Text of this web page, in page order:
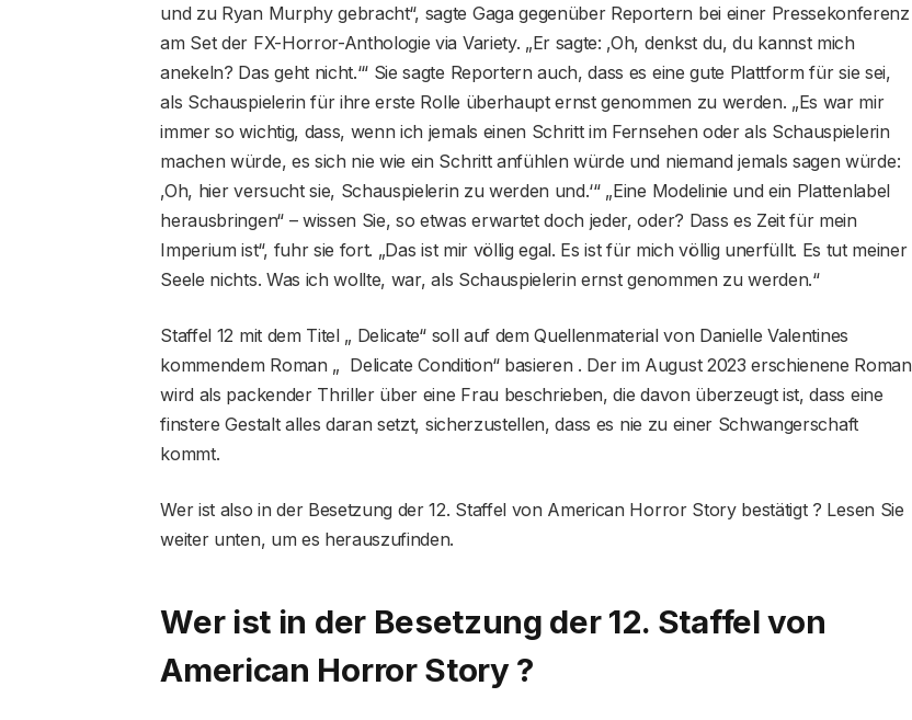
und zu Ryan Murphy gebracht“, sagte Gaga gegenüber Reportern bei einer Pressekonferenz
am Set der FX-Horror-Anthologie via Variety. „Er sagte: ‚Oh, denkst du, du kannst mich
anekeln? Das geht nicht.‘“ Sie sagte Reportern auch, dass es eine gute Plattform für sie sei,
als Schauspielerin für ihre erste Rolle überhaupt ernst genommen zu werden. „Es war mir
immer so wichtig, dass, wenn ich jemals einen Schritt im Fernsehen oder als Schauspielerin
machen würde, es sich nie wie ein Schritt anfühlen würde und niemand jemals sagen würde:
‚Oh, hier versucht sie, Schauspielerin zu werden und.‘“ „Eine Modelinie und ein Plattenlabel
herausbringen“ – wissen Sie, so etwas erwartet doch jeder, oder? Dass es Zeit für mein
Imperium ist“, fuhr sie fort. „Das ist mir völlig egal. Es ist für mich völlig unerfüllt. Es tut meiner
Seele nichts. Was ich wollte, war, als Schauspielerin ernst genommen zu werden.“
Staffel 12 mit dem Titel „ Delicate“ soll auf dem Quellenmaterial von Danielle Valentines
kommendem Roman „ Delicate Condition“ basieren . Der im August 2023 erschienene Roman
wird als packender Thriller über eine Frau beschrieben, die davon überzeugt ist, dass eine
finstere Gestalt alles daran setzt, sicherzustellen, dass es nie zu einer Schwangerschaft
kommt.
Wer ist also in der Besetzung der 12. Staffel von American Horror Story bestätigt ? Lesen Sie
weiter unten, um es herauszufinden.
Wer ist in der Besetzung der 12. Staffel von
American Horror Story ?